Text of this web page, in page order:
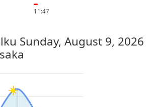
━
11:47
Sunday, August 9, 2026